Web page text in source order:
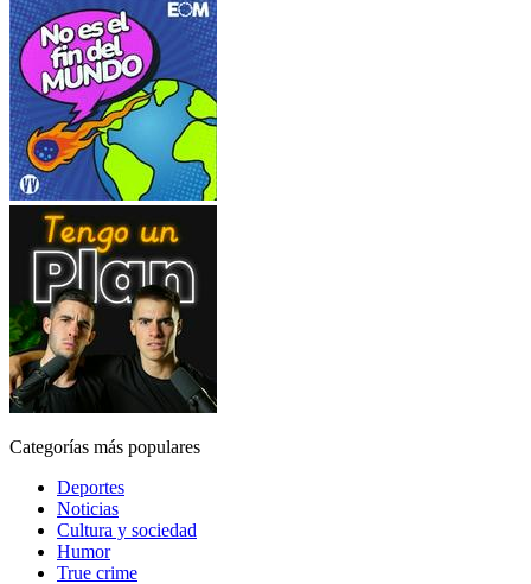
Categorías más populares
Deportes
Noticias
Cultura y sociedad
Humor
True crime